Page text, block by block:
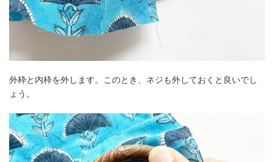
外枠と内枠を外します。このとき、ネジも外しておくと良いでし
ょう。